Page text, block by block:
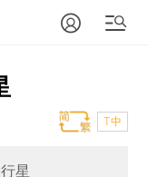
T中
星